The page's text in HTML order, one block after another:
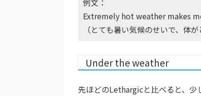
Extremely hot weather makes
（とても暑い気候のせいで、体が
Under the weather
先ほどのLethargicと比べると、少